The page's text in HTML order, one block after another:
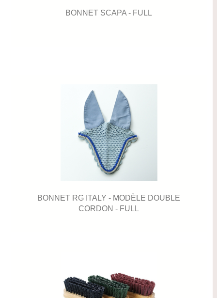
BONNET SCAPA - FULL
BONNET RG ITALY - MODÈLE DOUBLE
CORDON - FULL